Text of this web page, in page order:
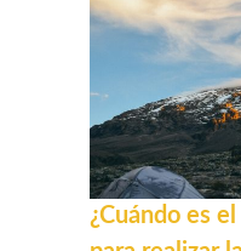
¿Cuándo es